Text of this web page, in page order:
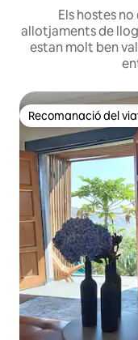
Els hostes
allotjaments de
estan molt ben
Recomanació del
Recomanació del